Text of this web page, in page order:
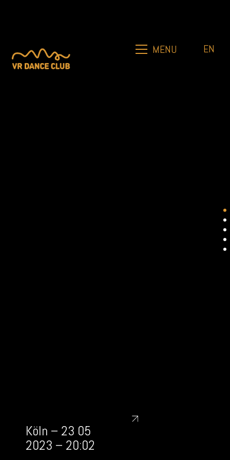
MENU EN
Köln – 23 05
2023 – 20:02